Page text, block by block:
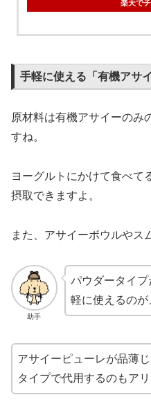
楽天で
手軽に使える「有機アサ
原材料は有機アサイーのみ
すね。
ヨーグルトにかけて食べて
摂取できますよ。
また、アサイーボウルやス
助手
パウダータイ
軽に使えるのが
アサイーピューレが品薄
タイプで代用するのもアリ